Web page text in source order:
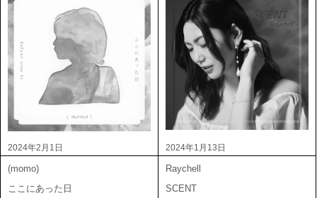
2024年2月1日
(momo)
ここにあった日
2024年1月13日
Raychell
SCENT